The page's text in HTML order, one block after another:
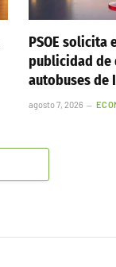
PSOE solicita
publicidad de
autobuses de
agosto 7, 2026